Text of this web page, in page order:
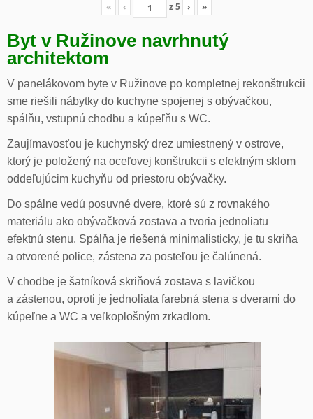
« ‹ z5 › »
Byt v Ružinove navrhnutý
architektom
V panelákovom byte v Ružinove po kompletnej rekonštrukcii
sme riešili nábytky do kuchyne spojenej s obývačkou,
spálňu, vstupnú chodbu a kúpeľňu s WC.
Zaujímavosťou je kuchynský drez umiestnený v ostrove,
ktorý je položený na oceľovej konštrukcii s efektným sklom
oddeľujúcim kuchyňu od priestoru obývačky.
Do spálne vedú posuvné dvere, ktoré sú z rovnakého
materiálu ako obývačková zostava a tvoria jednoliatu
efektnú stenu. Spálňa je riešená minimalisticky, je tu skriňa
a otvorené police, zástena za posteľou je čalúnená.
V chodbe je šatníková skriňová zostava s lavičkou
a zástenou, oproti je jednoliata farebná stena s dverami do
kúpeľne a WC a veľkoplošným zrkadlom.